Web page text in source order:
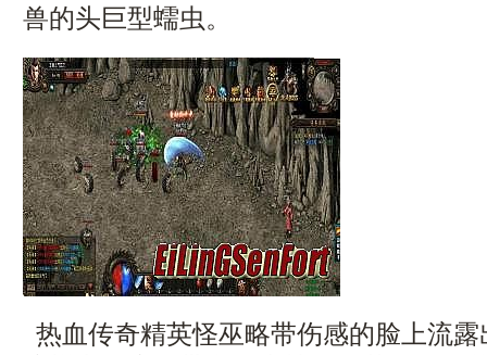
兽的头巨型蠕虫。
热血传奇精英怪巫略带伤感的脸上流